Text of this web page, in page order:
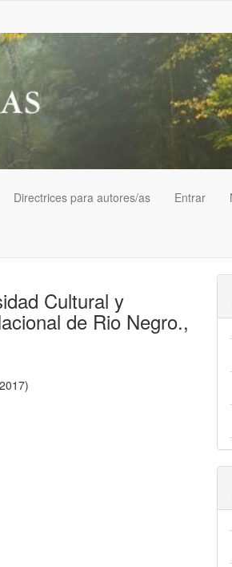
Directrices para autores/as Entrar
Cultural y
de Rio Negro.,